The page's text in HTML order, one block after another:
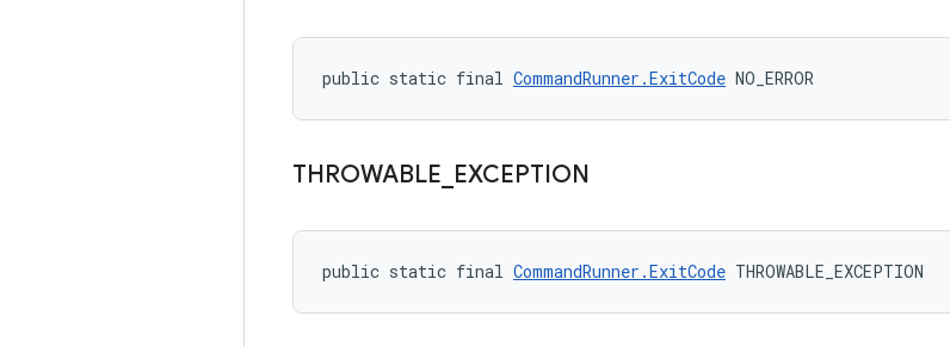
public static final CommandRunner.ExitCode NO_ERROR
THROWABLE EXCEPTION
public static final CommandRunner.ExitCode THROWABLE_EXCEPTION